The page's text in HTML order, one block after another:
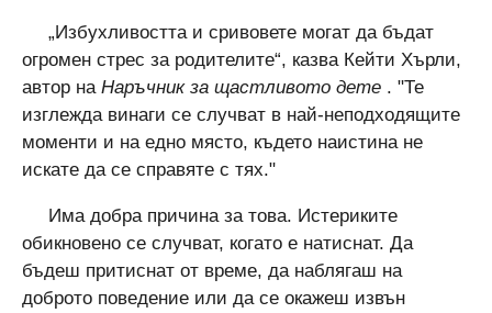
„Избухливостта и сривовете могат да бъдат
огромен стрес за родителите“, казва Кейти Хърли,
автор на Наръчник за щастливото дете . "Те
изглежда винаги се случват в най-неподходящите
моменти и на едно място, където наистина не
искате да се справяте с тях."
Има добра причина за това. Истериките
обикновено се случват, когато е натиснат. Да
бъдеш притиснат от време, да наблягаш на
доброто поведение или да се окажеш извън